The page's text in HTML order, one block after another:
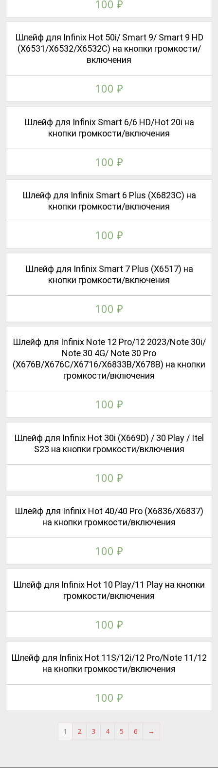
Шлейф для Infinix Hot 11S/12i/12 Pro/Note 11/12
на кнопки громкости/включения
100 ₽
Шлейф для Infinix Hot 10 Play/11 Play на кнопки
громкости/включения
100 ₽
Шлейф для Infinix Hot 40/40 Pro (X6836/X6837)
на кнопки громкости/включения
100 ₽
Шлейф для Infinix Hot 30i (X669D) / 30 Play / Itel
S23 на кнопки громкости/включения
100 ₽
Шлейф для Infinix Note 12 Pro/12 2023/Note 30i/
Note 30 4G/ Note 30 Pro
(X676B/X676C/X6716/X6833B/X678B) на кнопки
громкости/включения
100 ₽
Шлейф для Infinix Smart 7 Plus (X6517) на
кнопки громкости/включения
100 ₽
Шлейф для Infinix Smart 6 Plus (X6823C) на
кнопки громкости/включения
100 ₽
Шлейф для Infinix Smart 6/6 HD/Hot 20i на
кнопки громкости/включения
100 ₽
Шлейф для Infinix Hot 50i/ Smart 9/ Smart 9 HD
(X6531/X6532/X6532C) на кнопки громкости/
включения
100 ₽
100 ₽
1 2 3 4 5 6 →